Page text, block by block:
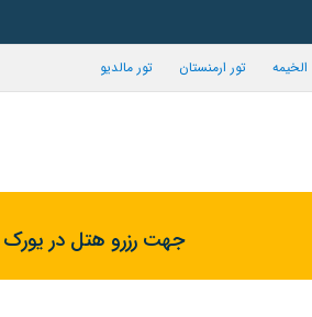
تور ارمنستان تور مالدیو
جهت رزرو هتل در یورک